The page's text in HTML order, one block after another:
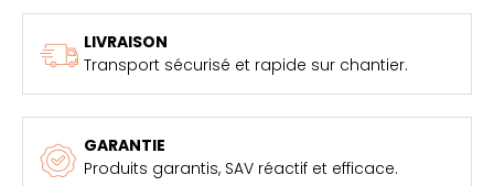
LIVRAISON
Transport sécurisé et rapide sur chantier.
GARANTIE
Produits garantis, SAV réactif et efficace.